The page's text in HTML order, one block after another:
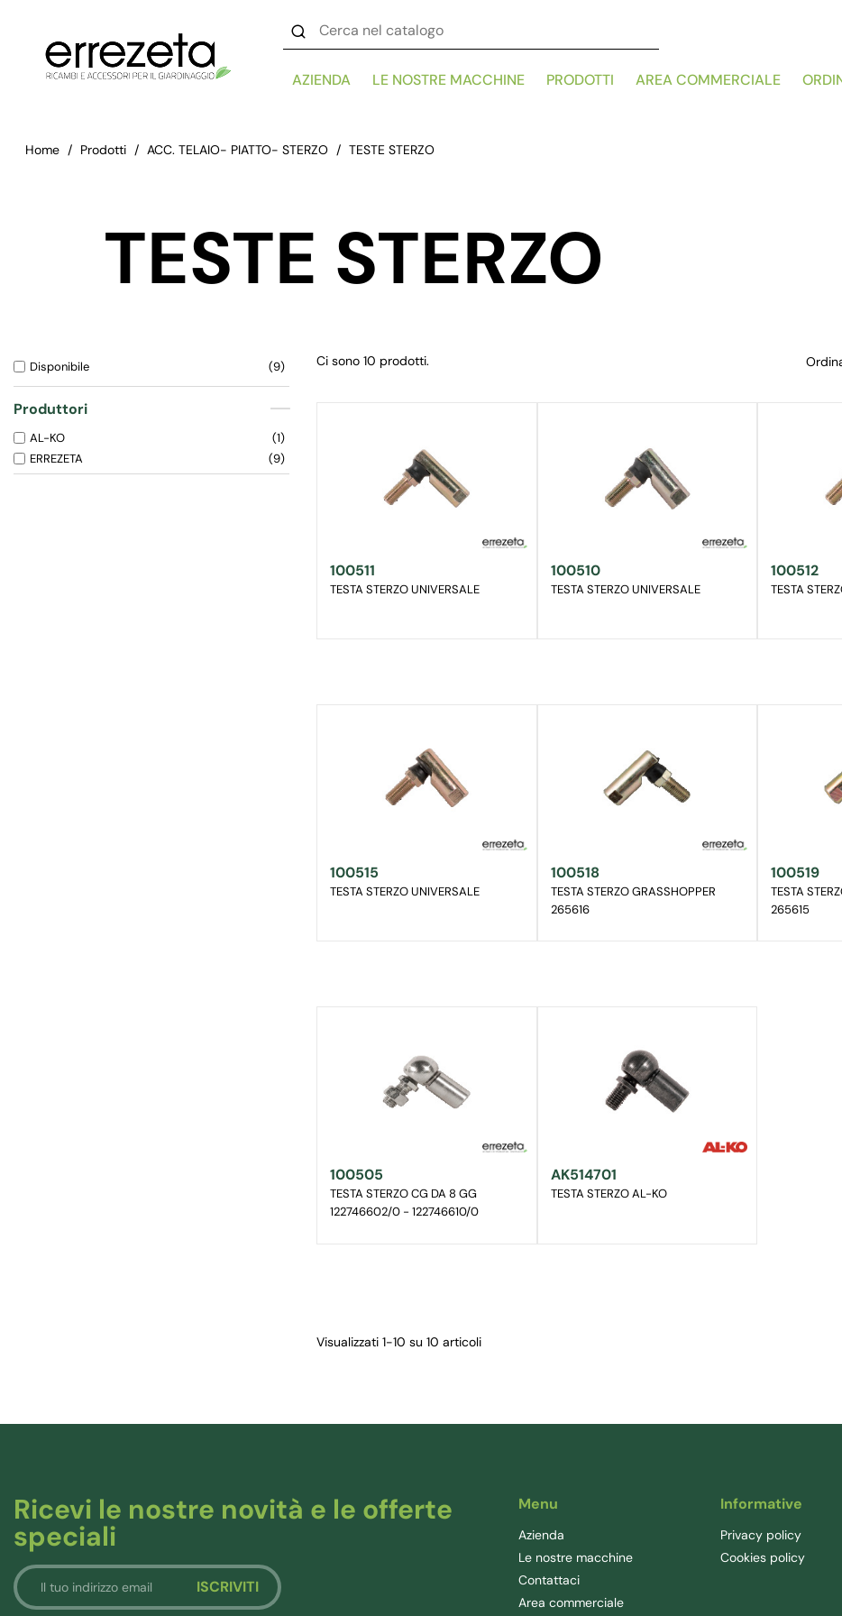
AZIENDA LE NOSTRE MACCHINE PRODOTTI AREA COMMERCIALE
Home Prodotti ACC. TELAIO- PIATTO- STERZO TESTE STERZO
TESTE STERZO
Disponibile 9
Produttori
AL-KO
1
ERREZETA
9
Ci sono 10 prodotti.
100511
TESTA STERZO UNIVERSALE
100510
TESTA STERZO UNIVERSALE
100512
TESTA
100515
TESTA STERZO UNIVERSALE
100518
TESTA STERZO GRASSHOPPER
265616
100519
TESTA
265615
100505
TESTA STERZO CG DA 8 GG
122746602/0 - 122746610/0
AK514701
TESTA STERZO AL-KO
Visualizzati 1-10 su 10 articoli
Ricevi le nostre novità e le offerte
speciali
Menu
Azienda
Le nostre macchine
Contattaci
Area commerciale
Informative
Privacy policy
Cookies policy